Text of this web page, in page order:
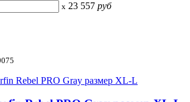
x 23 557 руб